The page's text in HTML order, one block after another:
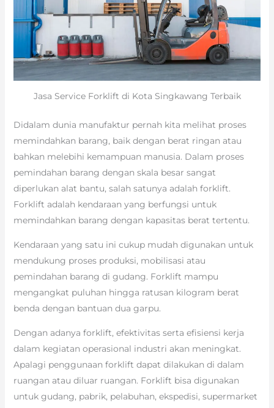
Jasa Service Forklift di Kota Singkawang Terbaik
Didalam dunia manufaktur pernah kita melihat proses
memindahkan barang, baik dengan berat ringan atau
bahkan melebihi kemampuan manusia. Dalam proses
pemindahan barang dengan skala besar sangat
diperlukan alat bantu, salah satunya adalah forklift.
Forklift adalah kendaraan yang berfungsi untuk
memindahkan barang dengan kapasitas berat tertentu.
Kendaraan yang satu ini cukup mudah digunakan untuk
mendukung proses produksi, mobilisasi atau
pemindahan barang di gudang. Forklift mampu
mengangkat puluhan hingga ratusan kilogram berat
benda dengan bantuan dua garpu.
Dengan adanya forklift, efektivitas serta efisiensi kerja
dalam kegiatan operasional industri akan meningkat.
Apalagi penggunaan forklift dapat dilakukan di dalam
ruangan atau diluar ruangan. Forklift bisa digunakan
untuk gudang, pabrik, pelabuhan, ekspedisi, supermarket